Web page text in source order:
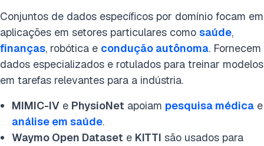
Conjuntos de dados específicos por domínio focam em
aplicações em setores particulares como saúde,
finanças, robótica e condução autônoma. Fornecem
dados especializados e rotulados para treinar modelos
em tarefas relevantes para a indústria.
MIMIC-IV e PhysioNet apoiam pesquisa médica e
análise em saúde.
Waymo Open Dataset e KITTI são usados para